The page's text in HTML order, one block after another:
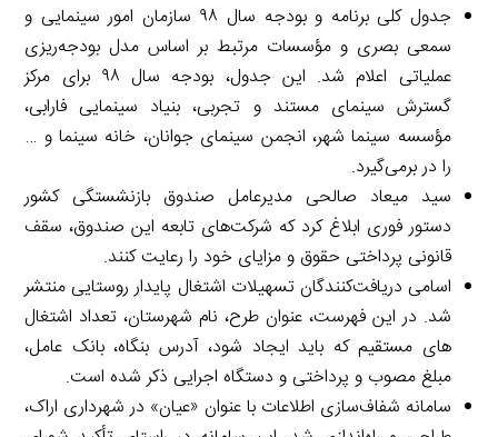
جدول کلی برنامه و بودجه سال ۹۸ سازمان امور سینمایی و
سمعی بصری و مؤسسات مرتبط بر اساس مدل بودجه‌ریزی
عملیاتی اعلام شد. این جدول، بودجه سال ۹۸ برای مرکز
گسترش سینمای مستند و تجربی، بنیاد سینمایی فارابی،
مؤسسه سینما شهر، انجمن سینمای جوانان، خانه سینما و …
را در برمی‌گیرد.
سید میعاد صالحی مدیرعامل صندوق بازنشستگی کشور
دستور فوری ابلاغ کرد که شرکت‌های تابعه این صندوق، سقف
قانونی پرداختی حقوق و مزایای خود را رعایت کنند.
اسامی دریافت‌کنندگان تسهیلات اشتغال پایدار روستایی منتشر
شد. در این فهرست، عنوان طرح، نام شهرستان، تعداد اشتغال
های مستقیم که باید ایجاد شود، آدرس بنگاه، بانک عامل،
مبلغ مصوب و پرداختی و دستگاه اجرایی ذکر شده است.
سامانه شفاف‌سازی اطلاعات با عنوان «عیان» در شهرداری اراک،